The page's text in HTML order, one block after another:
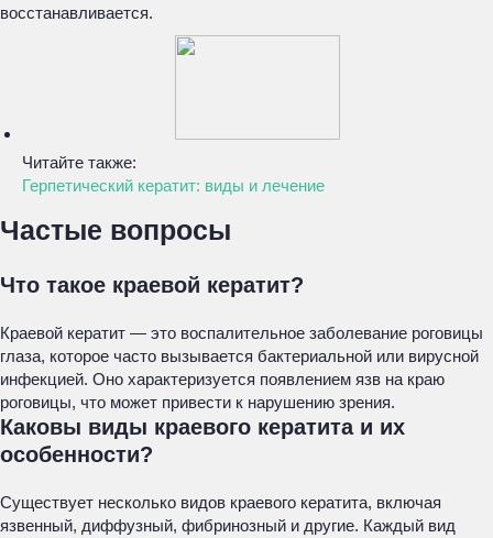
восстанавливается.
Читайте также:
Герпетический кератит: виды и лечение
Частые вопросы
Что такое краевой кератит?
Краевой кератит — это воспалительное заболевание роговицы
глаза, которое часто вызывается бактериальной или вирусной
инфекцией. Оно характеризуется появлением язв на краю
роговицы, что может привести к нарушению зрения.
Каковы виды краевого кератита и их
особенности?
Существует несколько видов краевого кератита, включая
язвенный, диффузный, фибринозный и другие. Каждый вид